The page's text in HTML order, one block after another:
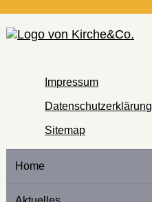
Impressum
Datenschutzerklärung
Sitemap
Home